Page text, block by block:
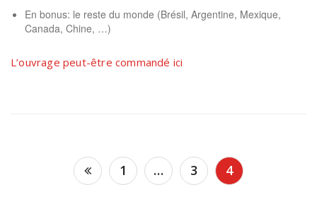
En bonus: le reste du monde (Brésil, Argentine, Mexique,
Canada, Chine, …)
L’ouvrage peut-être commandé ici
navigation
1 … 3 4